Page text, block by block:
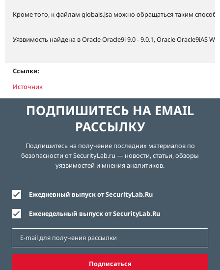
Кроме того, к файлам globals.jsa можно обращаться таким
Уязвимость найдена в Oracle Oracle9i 9.0 - 9.0.1, Oracle Oracle9iAS
Ссылки:
Источник
ПОДПИШИТЕСЬ НА EMAIL
РАССЫЛКУ
Подпишитесь на получение последних материалов по
безопасности от SecurityLab.ru — новости, статьи, обзоры
уязвимостей и мнения аналитиков.
Ежедневный выпуск от SecurityLab.Ru
Еженедельный выпуск от SecurityLab.Ru
Подписаться